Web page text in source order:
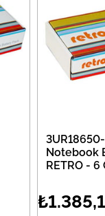
Notebook
RETRO - 6